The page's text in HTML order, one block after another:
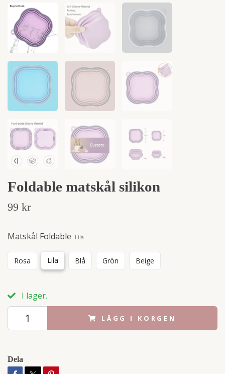
Foldable matskål silikon
99 kr
Matskål Foldable Lila
Rosa Lila Blå Grön Beige
I lager.
LÄGG I KORGEN
Dela